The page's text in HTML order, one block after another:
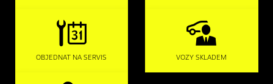
OBJEDNAT NA SERVIS VOZY SKLADEM